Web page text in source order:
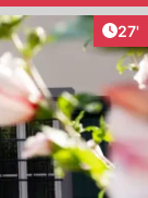
27'